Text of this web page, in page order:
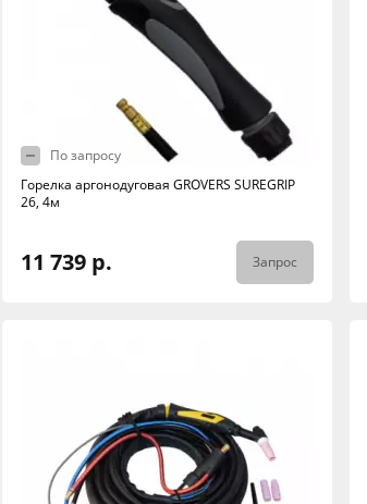
По запросу
Горелка аргонодуговая GROVERS SUREGRIP
26, 4м
11 739 р. Запрос